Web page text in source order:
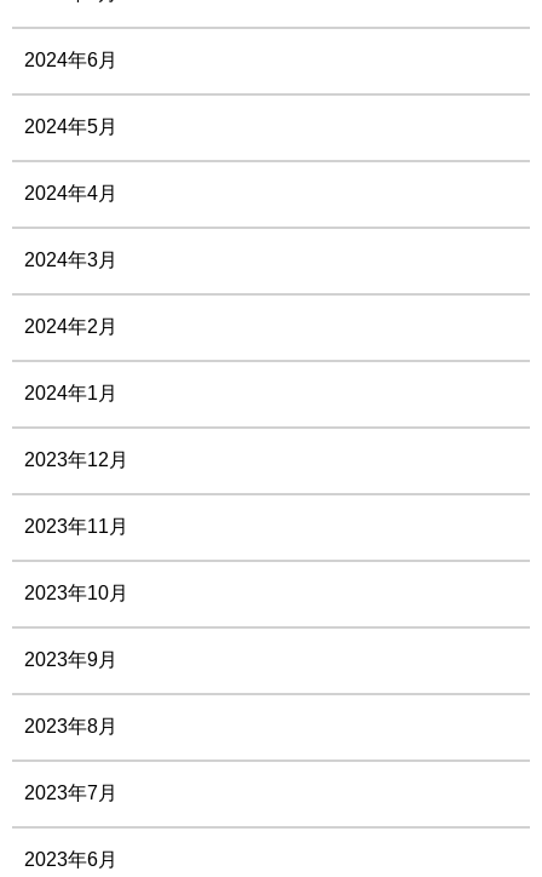
2024年6月
2024年5月
2024年4月
2024年3月
2024年2月
2024年1月
2023年12月
2023年11月
2023年10月
2023年9月
2023年8月
2023年7月
2023年6月